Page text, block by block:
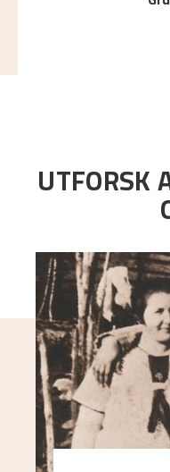
UTFORSK